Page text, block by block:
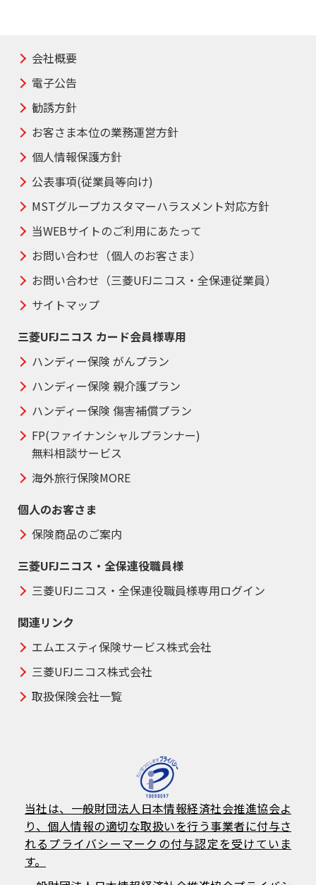
会社概要
電子公告
勧誘方針
お客さま本位の業務運営方針
個人情報保護方針
公表事項(従業員等向け)
MSTグループカスタマーハラスメント対応方針
当WEBサイトのご利用にあたって
お問い合わせ（個人のお客さま）
お問い合わせ（三菱UFJニコス・全保連従業員）
サイトマップ
三菱UFJニコス カード会員様専用
ハンディー保険 がんプラン
ハンディー保険 親介護プラン
ハンディー保険 傷害補償プラン
FP(ファイナンシャルプランナー)
無料相談サービス
海外旅行保険MORE
個人のお客さま
保険商品のご案内
三菱UFJニコス・全保連役職員様
三菱UFJニコス・全保連役職員様専用ログイン
関連リンク
エムエスティ保険サービス株式会社
三菱UFJニコス株式会社
取扱保険会社一覧
当社は、一般財団法人日本情報経済社会推進協会よ
り、個人情報の適切な取扱いを行う事業者に付与さ
れるプライバシーマークの付与認定を受けていま
す。